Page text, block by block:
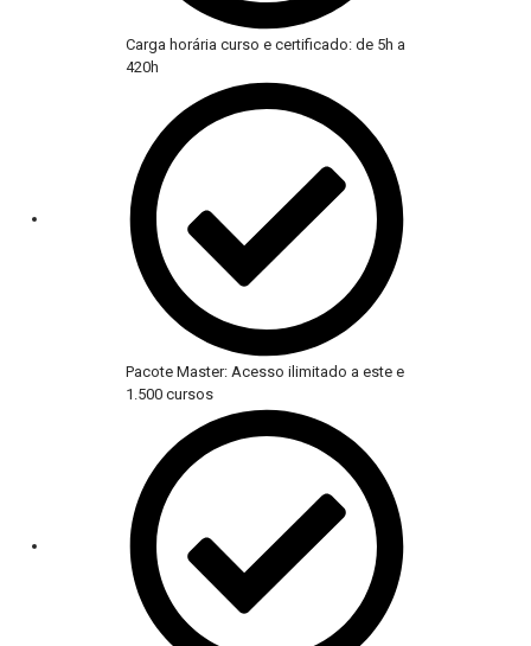
Carga horária curso e certificado: de 5h a
420h
Pacote Master: Acesso ilimitado a este e
1.500 cursos